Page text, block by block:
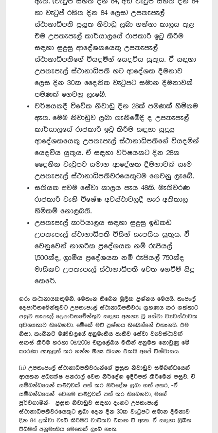
හා වැටුප් රහිත දින 84 ලෙස) උපතැපැල්
ස්ථානාධිපති ප්‍රසූත නිවාඩු ලබා ගන්නා කාලය තුළ
එම උපතැපැල් කාර්යාලයේ රාජකාරි ඉටු කිරීම
සඳහා සුදුසු ආදේශකයෙකු උපතැපැල්
ස්ථානාධිපතිගේ වියදමින් යෙදවිය යුතුය. ඒ සඳහා
උපතැපැල් ස්ථානාධිපති හට ආදේශක දීමනාව
ලෙස දින 30ක දෛනික වැටුපට සමාන දීමනාවක්
පමණක් ගෙවනු ලැබේ.
වර්ෂයකදී විවේක නිවාඩු දින 28ක් පමණක් හිමිකම
ඇත. මෙම නිවාඩුව ලබා ගැනීමේදී ද උපතැපැල්
කාර්යාලයේ රාජකාරි ඉටු කිරීම සඳහා සුදුසු
ආදේශකයෙකු උපතැපැල් ස්ථානාධිපතිගේ වියදමින්
යෙදවිය යුතුය. ඒ සඳහා වර්ෂයකට දින 28ක
දෛනික වැටුපට සමාන ආදේශක දීමනාවක් සෑම
උපතැපැල් ස්ථානාධිපතිවරයෙකුටම ගෙවනු ලැබේ.
සතියක අවම සේවා කාලය පැය 48කි. මැතිවරණ
රාජකාරි වැනි විශේෂ අවස්ථාවලදී හැර අතිකාල
හිමිකම් නොලබති.
උපතැපැල් කාර්යාලය සඳහා සුදුසු ඉඩකඩ
උපතැපැල් ස්ථානාධිපති විසින් සැපයිය යුතුය. ඒ
වෙනුවෙන් නාගරික ප්‍රදේශයක නම් රුපියල්
1,500ක්ද, ග්‍රාමීය ප්‍රදේශයක නම් රුපියල් 750ක්ද
මාසිකව උපතැපැල් ස්ථානාධිපති වෙත ගෙවීම් සිදු
කෙරේ.
ගරු කථානායකතුමනි, මෙතැන තිබෙන මූලික ප්‍රශ්නය මෙයයි. තැපැල්
දෙපාර්තමේන්තුවට උපතැපැල් ස්ථානාධිපතිවරු ග්‍රහණය කර ගත්තාට
පසුව තැපැල් දෙපාර්තමේන්තුව සඳහා අනන්‍ය වූ සේවා ව්‍යවස්ථාවක
අවශ්‍යතාව තිබෙනවා. මේකේ මව් ප්‍රශ්නය තිබෙන්නේ එතැනයි. එම
නිසා, කැබිනට් මණ්ඩලයේ අනුමැතිය ඇතිව සේවා ව්‍යවස්ථාවක්
සකස් කිරීම හරහා 06/2006 චක්‍රලේඛය මඟින් අනුමත නොවුණු මේ
කාරණා ඇතුළත් කර ගන්න ඕනෑ කියන එකයි අපේ විශ්වාසය.
(ii) උපතැපැල් ස්ථානාධිපතිවරුන්ගේ ප්‍රසූත නිවාඩුව සම්බන්ධයෙන්
ආයතන අධ්‍යක්ෂ ජනරාල් වෙත නිර්දේශ ඉදිරිපත් කිරීමෙන් පසුව, ඒ
සම්බන්ධයෙන් කමිටුවක් පත් කර නිර්දේශ ලබා ගත් අතර, -ඒ
සම්බන්ධයෙන් වෙනම කමිටුවක් පත් කර තිබෙනවා, මගේ
පූර්වගාමීන්- ප්‍රසූත නිවාඩුව සඳහා දැනට උපතැපැල්
ස්ථානාධිපතිවරයෙකුට ලබා දෙන දින 30ක වැටුපට සමාන දීමනාව
දින 84 දක්වා වැඩි කිරීමට වාචිකව එකඟ වී ඇත. ඒ සඳහා ලිඛිත
විධිමත් අනුමැතිය මෙතෙක් ලැබී නැත.